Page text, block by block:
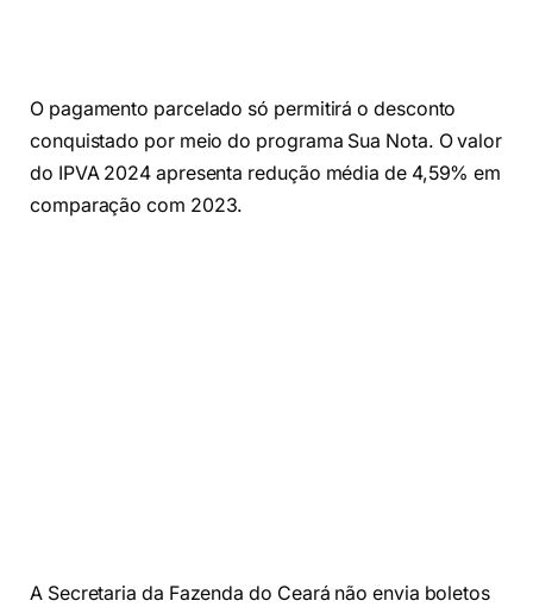
O pagamento parcelado só permitirá o desconto
conquistado por meio do programa Sua Nota. O valor
do IPVA 2024 apresenta redução média de 4,59% em
comparação com 2023.
A Secretaria da Fazenda do Ceará não envia boletos